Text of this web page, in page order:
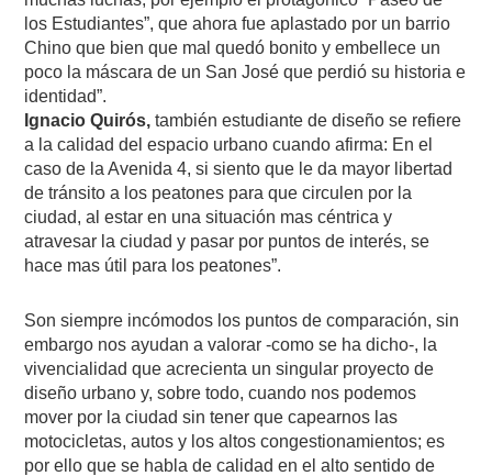
los Estudiantes”, que ahora fue aplastado por un barrio
Chino que bien que mal quedó bonito y embellece un
poco la máscara de un San José que perdió su historia e
identidad”.
Ignacio Quirós, también estudiante de diseño se refiere
a la calidad del espacio urbano cuando afirma: En el
caso de la Avenida 4, si siento que le da mayor libertad
de tránsito a los peatones para que circulen por la
ciudad, al estar en una situación mas céntrica y
atravesar la ciudad y pasar por puntos de interés, se
hace mas útil para los peatones”.
Son siempre incómodos los puntos de comparación, sin
embargo nos ayudan a valorar -como se ha dicho-, la
vivencialidad que acrecienta un singular proyecto de
diseño urbano y, sobre todo, cuando nos podemos
mover por la ciudad sin tener que capearnos las
motocicletas, autos y los altos congestionamientos; es
por ello que se habla de calidad en el alto sentido de